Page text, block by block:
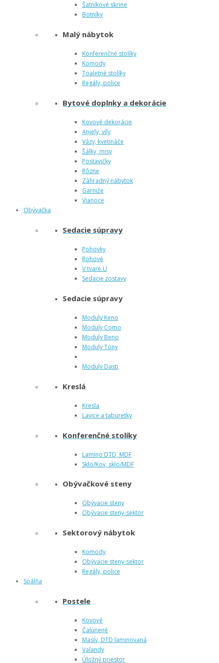
Šatníkové skrine
Botníky
Malý nábytok
Konferenčné stolíky
Komody
Toaletné stolíky
Regály, police
Bytové doplnky a dekorácie
Kovové dekorácie
Anjely, víly
Vázy, kvetináče
Šálky, misy
Postavičky
Rôzne
Záhradný nábytok
Garniže
Vianoce
Obývačka
Sedacie súpravy
Pohovky
Rohové
V tvare U
Sedacie zostavy
Sedacie súpravy
Moduly Keno
Moduly Como
Moduly Beno
Moduly Tony
Moduly Dasti
Kreslá
Kresla
Lavice a taburetky
Konferenčné stolíky
Lamino DTD, MDF
Sklo/Kov, sklo/MDF
Obývačkové steny
Obývacie steny
Obývacie steny-sektor
Sektorový nábytok
Komody
Obývacie steny-sektor
Regály, police
Spálňa
Postele
Kovové
Čalúnené
Masív, DTD laminovaná
Vaľandy
Úložný priestor